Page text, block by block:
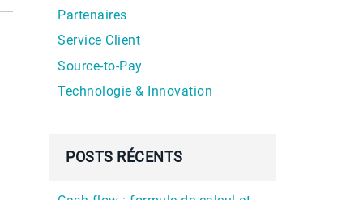
Partenaires
Service Client
Source-to-Pay
Technologie & Innovation
POSTS RÉCENTS